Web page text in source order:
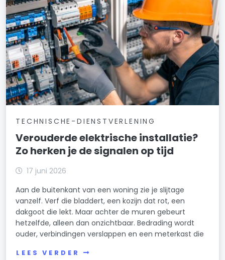
TECHNISCHE-DIENSTVERLENING
Verouderde elektrische installatie?
Zo herken je de signalen op tijd
17 juni 2026
Aan de buitenkant van een woning zie je slijtage
vanzelf. Verf die bladdert, een kozijn dat rot, een
dakgoot die lekt. Maar achter de muren gebeurt
hetzelfde, alleen dan onzichtbaar. Bedrading wordt
ouder, verbindingen verslappen en een meterkast die
LEES VERDER